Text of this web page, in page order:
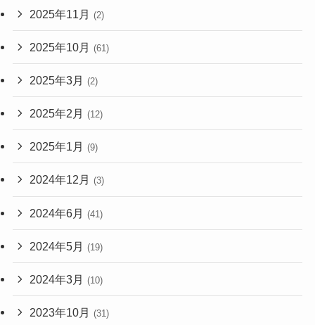
2025年11月 (2)
2025年10月 (61)
2025年3月 (2)
2025年2月 (12)
2025年1月 (9)
2024年12月 (3)
2024年6月 (41)
2024年5月 (19)
2024年3月 (10)
2023年10月 (31)